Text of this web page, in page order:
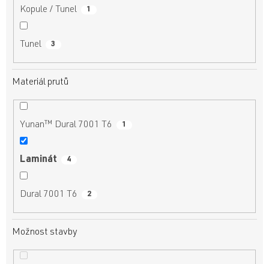
Kopule / Tunel 1
Tunel 3
Materiál prutů
Yunan™ Dural 7001 T6 1
Laminát 4
Dural 7001 T6 2
Možnost stavby